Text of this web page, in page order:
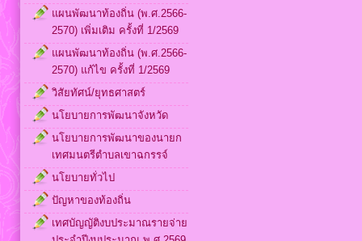
แผนพัฒนาท้องถิ่น (พ.ศ.2566-
2570) เพิ่มเติม ครั้งที่ 1/2569
แผนพัฒนาท้องถิ่น (พ.ศ.2566-
2570) แก้ไข ครั้งที่ 1/2569
วิสัยทัศน์/ยุทธศาสตร์
นโยบายการพัฒนาจังหวัด
นโยบายการพัฒนาของนายก
เทศมนตรีตำบลเขาฉกรรจ์
นโยบายทั่วไป
ปัญหาของท้องถิ่น
เทศบัญญัติงบประมาณรายจ่าย